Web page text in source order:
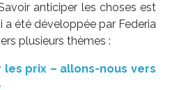
anticiper les choses est
été développée par Federia
plusieurs thèmes :
prix – allons-nous vers